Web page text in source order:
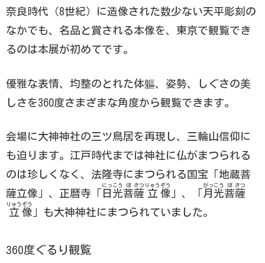
奈良時代（8世紀）に造像された数少ない天平彫刻の
なかでも、名品と賞される本像を、東京で観覧でき
るのは本展が初めてです。
優雅な表情、均整のとれた体軀、姿勢、しぐさの美
しさを360度さまざまな角度から観覧できます。
会場に大神神社の三ツ鳥居を再現し、三輪山信仰に
も迫ります。江戸時代までは神社に仏がまつられる
のは珍しくなく、法隆寺にまつられる国宝「地蔵菩
薩立像」、正暦寺「 日
にっ
光
こう
菩
ぼ
薩
さつ
立
りゅう
像
ぞう
」、「月
がっ
光
こう
菩
ぼ
薩
さつ
立
りゅう
像
ぞう
」も大神神社にまつられていました。
360度ぐるり観覧